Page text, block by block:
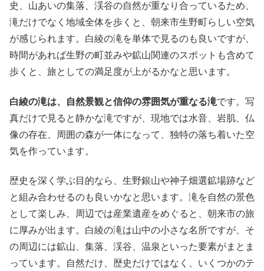
史、山あいの集落、渓谷の自然が重なり合っているため、
滝だけでなく地域全体を歩くと、朝来市生野町らしい空気
が感じられます。白綾の滝を単体で見るのも良いですが、
時間があれば生野の町並みや鉱山関連のスポットも含めて
歩くと、旅としての満足度が上がるかなと思います。
白綾の滝は、自然景観と信仰の雰囲気が重なる滝です。写
真だけで見ると静かな滝ですが、現地では水音、岩肌、仏
像の存在、周囲の森が一体になって、独特の落ち着いた空
気を作っています。
歴史を深く学ぶ目的なら、生野銀山や神子畑選鉱場跡など
と組み合わせるのも良いかなと思います。滝を自然の景色
として楽しみ、周辺では産業遺産をめぐると、朝来市の旅
に厚みが出ます。白綾の滝は山中の小さな名所ですが、そ
の周辺には鉱山、集落、渓谷、温泉といった要素がまとま
っています。自然だけ、歴史だけではなく、いくつかのテ